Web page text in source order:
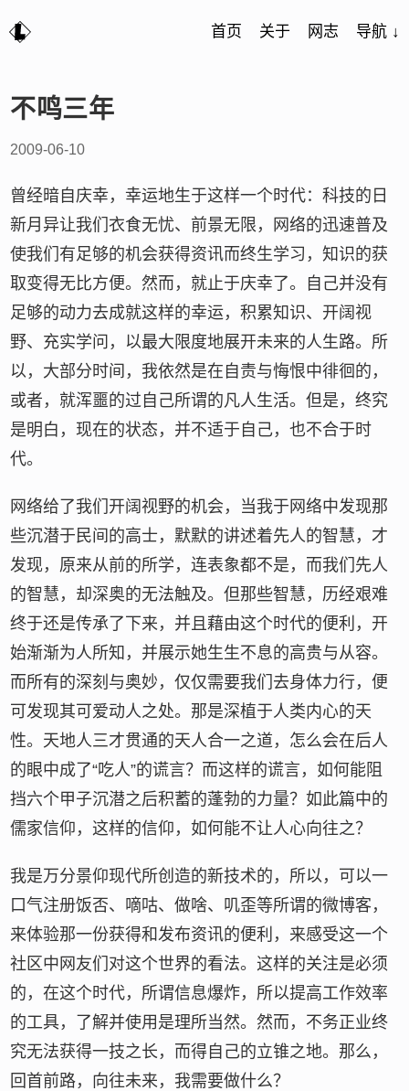
首页 关于 网志 导航 ↓
不鸣三年
2009-06-10
曾经暗自庆幸，幸运地生于这样一个时代：科技的日
新月异让我们衣食无忧、前景无限，网络的迅速普及
使我们有足够的机会获得资讯而终生学习，知识的获
取变得无比方便。然而，就止于庆幸了。自己并没有
足够的动力去成就这样的幸运，积累知识、开阔视
野、充实学问，以最大限度地展开未来的人生路。所
以，大部分时间，我依然是在自责与悔恨中徘徊的，
或者，就浑噩的过自己所谓的凡人生活。但是，终究
是明白，现在的状态，并不适于自己，也不合于时
代。
网络给了我们开阔视野的机会，当我于网络中发现那
些沉潜于民间的高士，默默的讲述着先人的智慧，才
发现，原来从前的所学，连表象都不是，而我们先人
的智慧，却深奥的无法触及。但那些智慧，历经艰难
终于还是传承了下来，并且藉由这个时代的便利，开
始渐渐为人所知，并展示她生生不息的高贵与从容。
而所有的深刻与奥妙，仅仅需要我们去身体力行，便
可发现其可爱动人之处。那是深植于人类内心的天
性。天地人三才贯通的天人合一之道，怎么会在后人
的眼中成了“吃人”的谎言？而这样的谎言，如何能阻
挡六个甲子沉潜之后积蓄的蓬勃的力量？如此篇中的
儒家信仰，这样的信仰，如何能不让人心向往之？
我是万分景仰现代所创造的新技术的，所以，可以一
口气注册饭否、嘀咕、做啥、叽歪等所谓的微博客，
来体验那一份获得和发布资讯的便利，来感受这一个
社区中网友们对这个世界的看法。这样的关注是必须
的，在这个时代，所谓信息爆炸，所以提高工作效率
的工具，了解并使用是理所当然。然而，不务正业终
究无法获得一技之长，而得自己的立锥之地。那么，
回首前路，向往未来，我需要做什么？